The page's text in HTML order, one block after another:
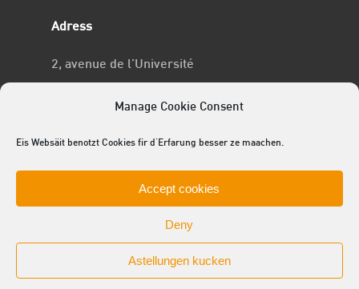
Manage Cookie Consent
Eis Websäit benotzt Cookies fir d'Erfarung besser ze maachen.
Accept cookies
Deny
Astellungen kucken
Adress
2, avenue de l’Université
No RCSL
© 2025 ACEL - de Studentevertrieder